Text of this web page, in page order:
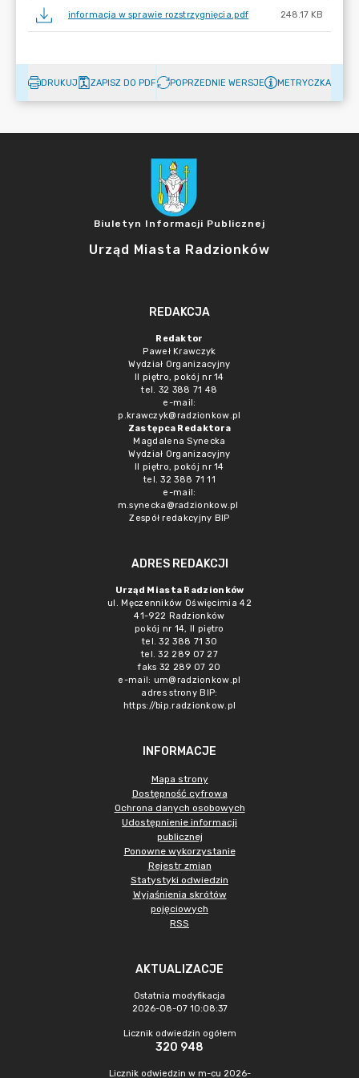
informacja w sprawie rozstrzygnięcia.pdf 248.17 KB
DRUKUJ ZAPISZ DO PDF POPRZEDNIE WERSJE METRYCZKA
Biuletyn Informacji Publicznej
Urząd Miasta Radzionków
REDAKCJA
Redaktor
Paweł Krawczyk
Wydział Organizacyjny
II piętro, pokój nr 14
tel. 32 388 71 48
e-mail:
p.krawczyk@radzionkow.pl
Zastępca Redaktora
Magdalena Synecka
Wydział Organizacyjny
II piętro, pokój nr 14
tel. 32 388 71 11
e-mail:
m.synecka@radzionkow.pl
Zespół redakcyjny BIP
ADRES REDAKCJI
Urząd Miasta Radzionków
ul. Męczenników Oświęcimia 42
41-922 Radzionków
pokój nr 14, II piętro
tel. 32 388 71 30
tel. 32 289 07 27
faks 32 289 07 20
e-mail: um@radzionkow.pl
adres strony BIP:
https://bip.radzionkow.pl
INFORMACJE
Mapa strony
Dostępność cyfrowa
Ochrona danych osobowych
Udostępnienie informacji
publicznej
Ponowne wykorzystanie
Rejestr zmian
Statystyki odwiedzin
Wyjaśnienia skrótów
pojęciowych
RSS
AKTUALIZACJE
Ostatnia modyfikacja
2026-08-07 10:08:37
Licznik odwiedzin ogółem
320 948
Licznik odwiedzin w m-cu 2026-